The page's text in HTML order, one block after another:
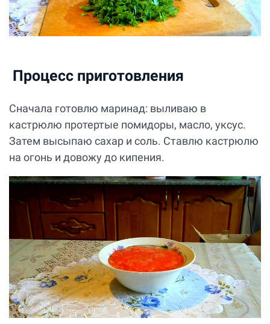
Процесс приготовления
Сначала готовлю маринад: выливаю в
кастрюлю протертые помидоры, масло, уксус.
Затем высыпаю сахар и соль. Ставлю кастрюлю
на огонь и довожу до кипения.